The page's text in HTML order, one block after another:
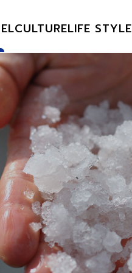
CULTURELIFE STYLE